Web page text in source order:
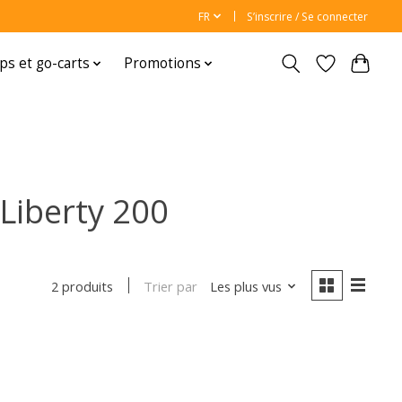
FR S’inscrire / Se connecter
et go-carts Promotions
200
2 produits Trier par Les plus vus